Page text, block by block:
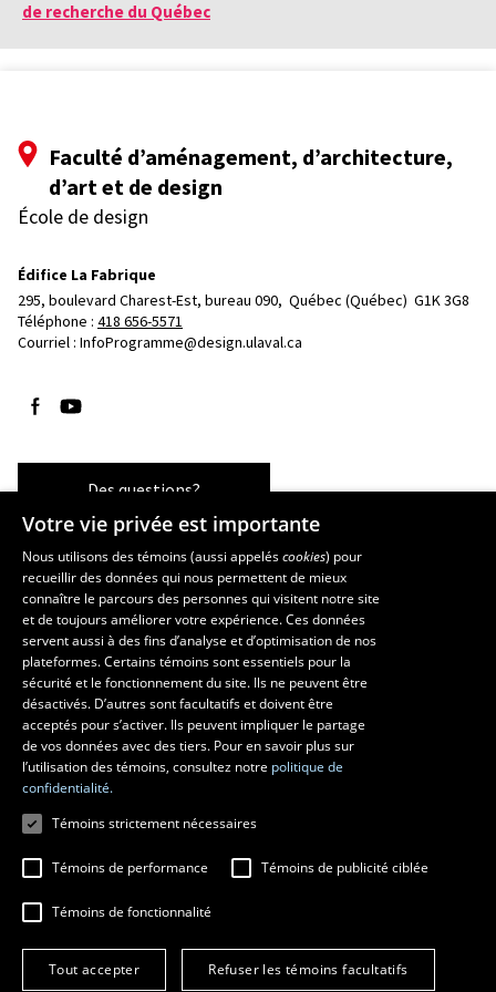
de recherche du Québec
Faculté d’aménagement, d’architecture,
d’art et de design
École de design
Édifice La Fabrique
295, boulevard Charest-Est, bureau 090, Québec (Québec)  G1K 3G8
Téléphone : 418 656-5571
Courriel : InfoProgramme@design.ulaval.ca
Suivez-nous sur Facebook
Suivez-nous sur YouTube
Des questions?
Les écoles et la recherche
École d’architecture
École d’art
École supérieure d’aménagement du territoire et de développement
régional
Centre de recherche en aménagement et développement
© 2026 Université Laval
Tous droits réservés
Conditions générales d'utilisation
Votre vie privée est importante
Nous utilisons des témoins (aussi appeléscookies) pour
recueillir des données qui nous permettent de mieux
connaître le parcours des personnes qui visitent notre site
et de toujours améliorer votre expérience. Ces données
servent aussi à des fins d’analyse et d’optimisation de nos
plateformes. Certains témoins sont essentiels pour la
sécurité et le fonctionnement du site. Ils ne peuvent être
désactivés. D’autres sont facultatifs et doivent être
acceptés pour s’activer. Ils peuvent impliquer le partage
de vos données avec des tiers. Pour en savoir plus sur
l’utilisation des témoins, consultez notre politique de
confidentialité.
Témoins strictement nécessaires
Témoins de performance Témoins de publicité ciblée
Témoins de fonctionnalité
Tout accepter Refuser les témoins facultatifs